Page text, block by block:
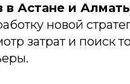
в Астане и
новой
затрат и поиск